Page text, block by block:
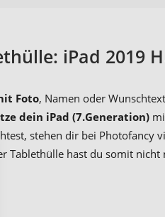
iPad 2019
Foto, Namen oder
dein iPad (7.Generation)
stehen dir bei Photofancy
Tablethülle hast du somit